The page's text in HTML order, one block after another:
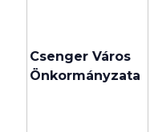
Csenger Város
Önkormányzata